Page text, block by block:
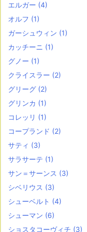
エルガー (4)
オルフ (1)
ガーシュウィン (1)
カッチーニ (1)
グノー (1)
クライスラー (2)
グリーグ (2)
グリンカ (1)
コレッリ (1)
コープランド (2)
サティ (3)
サラサーテ (1)
サン＝サーンス (3)
シベリウス (3)
シューベルト (4)
シューマン (6)
ショスタコーヴィチ (3)